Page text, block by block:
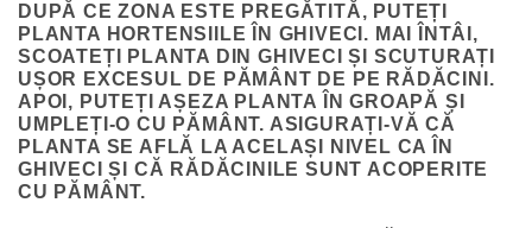
DUPĂ CE ZONA ESTE PREGĂTITĂ, PUTEȚI
PLANTA HORTENSIILE ÎN GHIVECI. MAI ÎNTÂI,
SCOATEȚI PLANTA DIN GHIVECI ȘI SCUTURAȚI
UȘOR EXCESUL DE PĂMÂNT DE PE RĂDĂCINI.
APOI, PUTEȚI AȘEZA PLANTA ÎN GROAPĂ ȘI
UMPLEȚI-O CU PĂMÂNT. ASIGURAȚI-VĂ CĂ
PLANTA SE AFLĂ LA ACELAȘI NIVEL CA ÎN
GHIVECI ȘI CĂ RĂDĂCINILE SUNT ACOPERITE
CU PĂMÂNT.